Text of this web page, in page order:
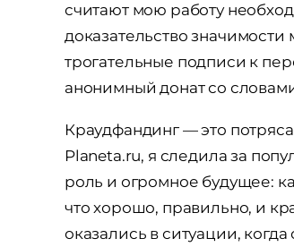
считают мою работу
доказательство
трогательные подписи к
анонимный донат со
Краудфандинг — это
Planeta.ru, я следила за
роль и огромное будущее:
что хорошо, правильно, и
оказались в ситуации,